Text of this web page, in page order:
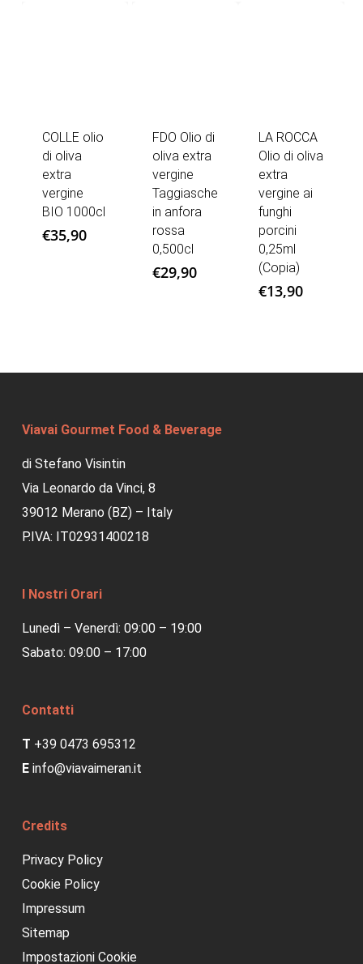
COLLE olio
di oliva
extra
vergine
BIO 1000cl
€35,90
FDO Olio di
oliva extra
vergine
Taggiasche
in anfora
rossa
0,500cl
€29,90
LA ROCCA
Olio di oliva
extra
vergine ai
funghi
porcini
0,25ml
(Copia)
€13,90
Viavai Gourmet Food & Beverage
di Stefano Visintin
Via Leonardo da Vinci, 8
39012 Merano (BZ) – Italy
P.IVA: IT02931400218
I Nostri Orari
Lunedì – Venerdì: 09:00 – 19:00
Sabato: 09:00 – 17:00
Contatti
T +39 0473 695312
E info@viavaimeran.it
Credits
Privacy Policy
Cookie Policy
Impressum
Sitemap
Impostazioni Cookie